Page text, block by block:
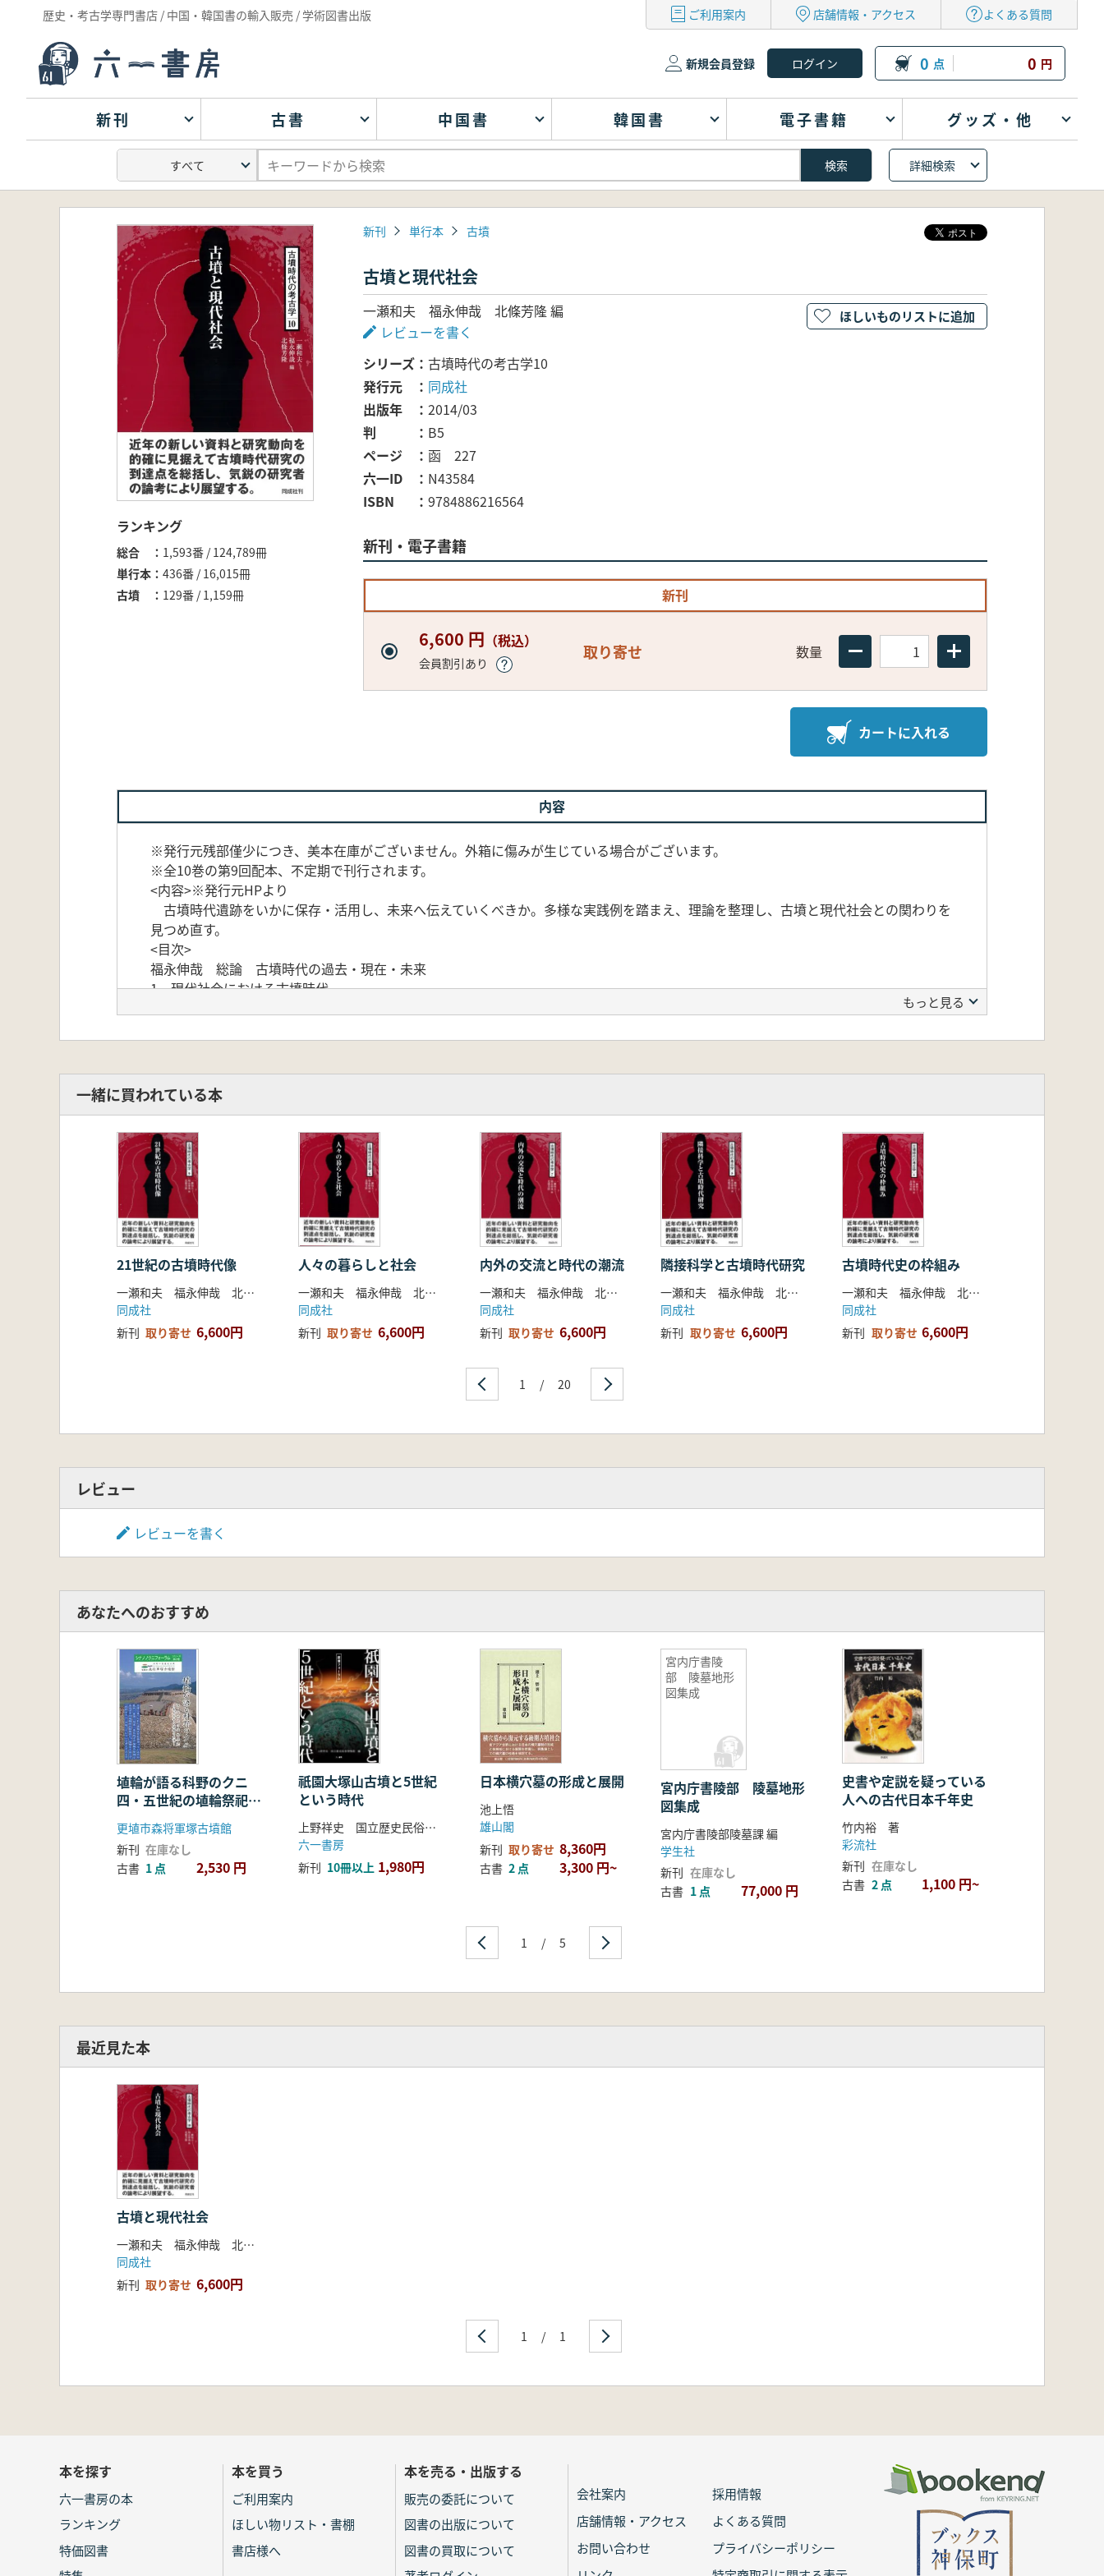
歴史・考古学専門書店 / 中国・韓国書の輸入販売 / 学術図書出版 ご利用案内 店舗情報・アクセス よくある質問
新規会員登録 0 点 0 円
新刊 古書 中国書 韓国書 電子書籍 グッズ・他
詳細検索
ランキング
総合
1,593番 / 124,789冊
単行本
436番 / 16,015冊
古墳
129番 / 1,159冊
新刊 単行本 古墳
古墳と現代社会
一瀬和夫 福永伸哉 北條芳隆 編
レビューを書く
シリーズ
古墳時代の考古学10
発行元
同成社
出版年
2014/03
判
B5
ページ
函 227
六一ID
N43584
ISBN
9784886216564
新刊・電子書籍
新刊
6,600 円 （税込）
会員割引あり
取り寄せ 数量
カートに入れる
ほしいものリストに追加
内容
※発行元残部僅少につき、美本在庫がございません。外箱に傷みが生じている場合がございます。
※全10巻の第9回配本、不定期で刊行されます。
<内容>※発行元HPより
古墳時代遺跡をいかに保存・活用し、未来へ伝えていくべきか。多様な実践例を踏まえ、理論を整理し、古墳と現代社会との関わりを
見つめ直す。
<目次>
福永伸哉 総論 古墳時代の過去・現在・未来
1 現代社会における古墳時代
岡村勝行 古墳時代と市民社会
山成孝治 ジャーナリズムの中の古墳時代
2 古墳時代遺跡活用の未来像
清野孝之 古墳時代遺跡の整備活用の歴史
中井正幸 昼飯大塚古墳の整備事業と街づくり
宮崎康雄 今城塚古墳と新池遺跡
藏冨士寛 装飾古墳の保存と活用
松田陽 古墳とパブリックアーケオロジー
星野有希枝 持続可能な開発と文化遺産
3 古墳時代遺跡と博物館活動
若狭徹 保渡田古墳群とかみつけの里博物館
市本芳三 一須賀古墳群と近つ飛鳥博物館
北郷泰道 西都原古墳群と考古博物館
一瀬和夫 古墳時代資料の展示とその活用
ウエルナー・シュタインハウス 古墳時代展示の国際化へ向けて
もっと見る
一緒に買われている本
21世紀の古墳時代像
一瀬和夫 福永伸哉 北條芳隆 編
同成社
新刊 取り寄せ 6,600円
人々の暮らしと社会
一瀬和夫 福永伸哉 北條芳隆 編
同成社
新刊 取り寄せ 6,600円
内外の交流と時代の潮流
一瀬和夫 福永伸哉 北條芳隆 編
同成社
新刊 取り寄せ 6,600円
隣接科学と古墳時代研究
一瀬和夫 福永伸哉 北條芳隆 編
同成社
新刊 取り寄せ 6,600円
古墳時代史の枠組み
一瀬和夫 福永伸哉 北條芳隆 編
同成社
新刊 取り寄せ 6,600円
1 / 20
レビュー
レビューを書く
あなたへのおすすめ
埴輪が語る科野のクニ
四・五世紀の埴輪祭祀
更埴市森将軍塚古墳館
新刊 在庫なし
古書 1 点 2,530 円
祇園大塚山古墳と5世紀
という時代
上野祥史 国立歴史民俗博物館 編
六一書房
新刊 10冊以上 1,980円
日本横穴墓の形成と展開
池上悟
雄山閣
新刊 取り寄せ 8,360円
古書 2 点 3,300 円~
宮内庁書陵
部 陵墓地形
図集成
宮内庁書陵部 陵墓地形
図集成
宮内庁書陵部陵墓課 編
学生社
新刊 在庫なし
古書 1 点 77,000 円
史書や定説を疑っている
人への古代日本千年史
竹内裕 著
彩流社
新刊 在庫なし
古書 2 点 1,100 円~
1 / 5
最近見た本
古墳と現代社会
一瀬和夫 福永伸哉 北條芳隆 編
同成社
新刊 取り寄せ 6,600円
1 / 1
本を探す
六一書房の本
ランキング
特価図書
本を買う
ご利用案内
ほしい物リスト・書棚
書店様へ
本を売る・出版する
販売の委託について
図書の出版について
図書の買取について
会社案内
採用情報
店舗情報・アクセス
よくある質問
お問い合わせ
プライバシーポリシー